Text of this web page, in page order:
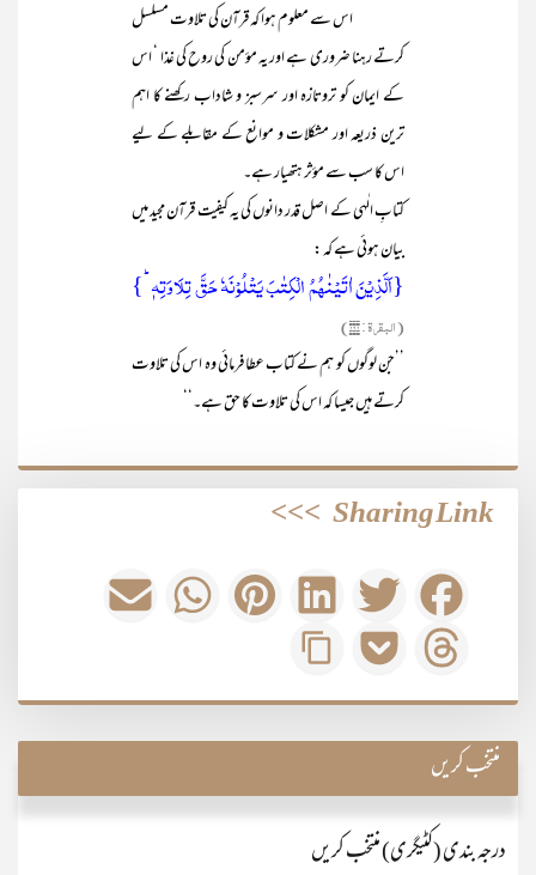
اس سے معلوم ہوا کہ قرآن کی تلاوت مسلسل
کرتے رہنا ضروری ہے اور یہ مؤمن کی روح کی غذا ‘ اس
کے ایمان کو تروتازہ اور سرسبز و شاداب رکھنے کا اہم
ترین ذریعہ اور مشکلات و موانع کے مقابلے کے لیے
اس کا سب سے مؤثر ہتھیار ہے۔
کتابِ الٰہی کے اصل قدر دانوں کی یہ کیفیت قرآن مجید میں
بیان ہوئی ہے کہ :
{اَلَّذِیۡنَ اٰتَیۡنٰہُمُ الۡکِتٰبَ یَتۡلُوۡنَہٗ حَقَّ تِلَاوَتِہٖ ؕ}
(البقرۃ : ۱۲۱)
’’جن لوگوں کو ہم نے کتاب عطا فرمائی وہ اس کی تلاوت
کرتے ہیں جیسا کہ اس کی تلاوت کا حق ہے۔‘‘
Sharing Link
>>>
منتخب کریں
درجہ بندی (کٹیگری) منتخب کریں